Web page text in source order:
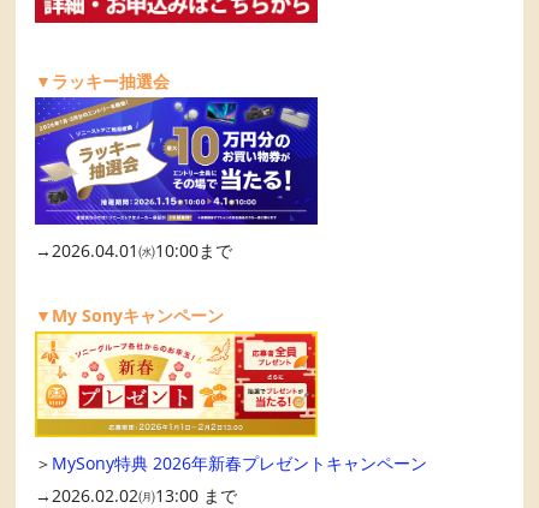
▼ラッキー抽選会
→2026.04.01㈬10:00まで
▼My Sonyキャンペーン
＞ MySony特典 2026年新春プレゼントキャンペーン
→2026.02.02㈪13:00 まで